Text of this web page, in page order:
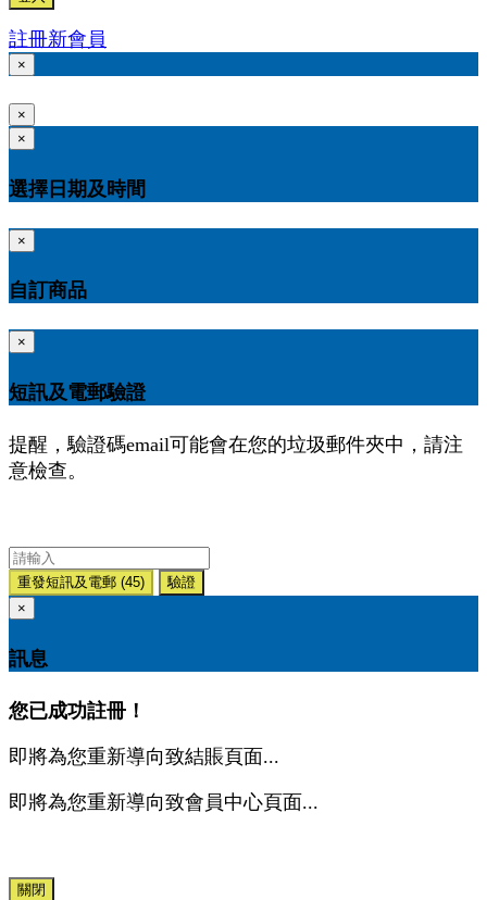
註冊新會員
×
×
×
選擇日期及時間
×
自訂商品
×
短訊及電郵驗證
提醒，驗證碼email可能會在您的垃圾郵件夾中，請注
意檢查。
重發短訊及電郵 (45)
驗證
×
訊息
您已成功註冊！
即將為您重新導向致結賬頁面...
即將為您重新導向致會員中心頁面...
關閉